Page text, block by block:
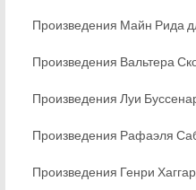
Произведения Майн Рида
Произведения Вальтера
Произведения Луи
Произведения Рафаэля
Произведения Генри